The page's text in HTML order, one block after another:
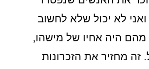
ואני לא יכול שלא לחשוב
היה אחיו של מישהו,
זה מחזיר את הזכרונות